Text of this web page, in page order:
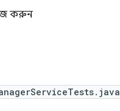
করুন